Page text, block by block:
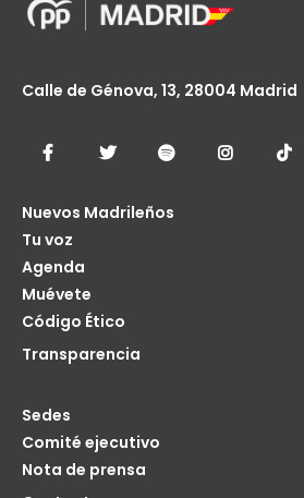
Calle de Génova, 13, 28004 Madrid
Nuevos Madrileños
Tu voz
Agenda
Muévete
Código Ético
Transparencia
Sedes
Comité ejecutivo
Nota de prensa